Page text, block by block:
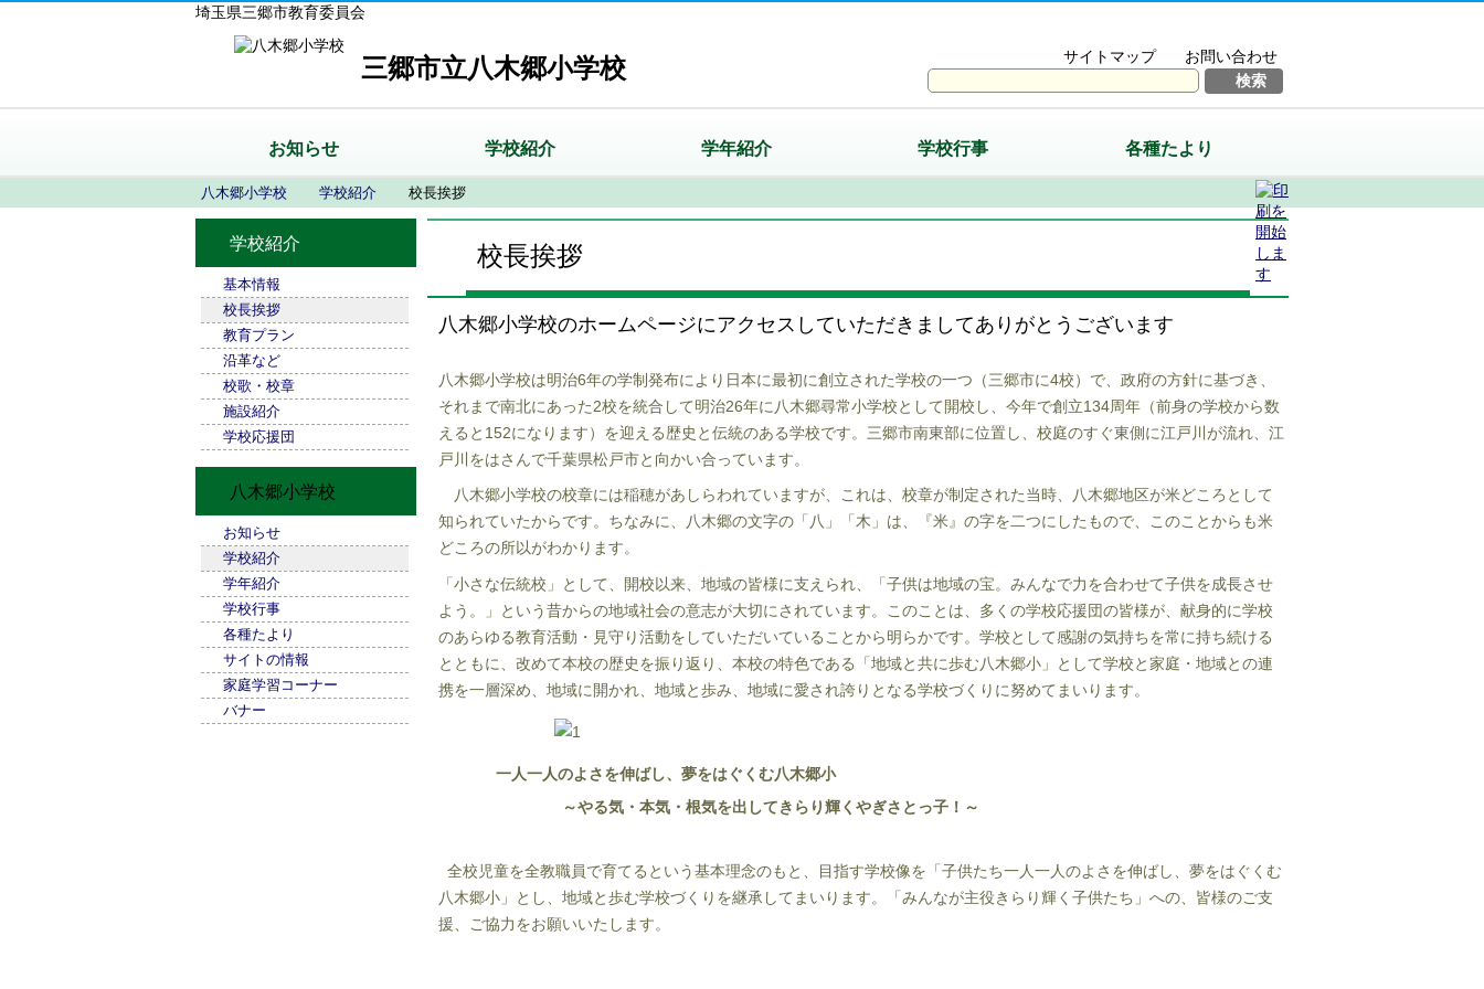
埼玉県三郷市教育委員会
三郷市立八木郷小学校 サイトマップ お問い合わせ
お知らせ 学校紹介 学年紹介 学校行事 各種たより
八木郷小学校 学校紹介 校長挨拶
学校紹介
基本情報
校長挨拶
教育プラン
沿革など
校歌・校章
施設紹介
学校応援団
八木郷小学校
お知らせ
学校紹介
学年紹介
学校行事
各種たより
サイトの情報
家庭学習コーナー
バナー
校長挨拶
八木郷小学校のホームページにアクセスしていただきましてありがとうございます
八木郷小学校は明治6年の学制発布により日本に最初に創立された学校の一つ（三郷市に4校）で、政府の方針に基づき、
それまで南北にあった2校を統合して明治26年に八木郷尋常小学校として開校し、今年で創立134周年（前身の学校から数
えると 152になります）を迎える歴史と伝統のある学校です。 三郷市南東部に位置し、校庭のすぐ東側に江戸川が流れ、江
戸川をはさんで千葉県松戸市と向かい合っています。
八木郷小学校の校章には稲穂があしらわれていますが、これは、校章が制定された当時、八木郷地区が米どころとして
知られていたからです。ちなみに、八木郷の文字の「八」「木」は、『米』の字を二つにしたもので、このことからも米
どころの所以がわかります。
「小さな伝統校」として、開校以来、地域の皆様に支えられ、「子供は地域の宝。みんなで力を合わせて子供を成長させ
よう。」という昔からの地域社会の意志が大切にされています。このことは、多くの学校応援団の皆様が、献身的に学校
のあらゆる教育活動・見守り活動をしていただいていることから明らかです。学校として感謝の気持ちを常に持ち続ける
とともに、改めて本校の歴史を振り返り、本校の特色である「地域と共に歩む八木郷小」として学校と家庭・地域との連
携を一層深め、 地域に開かれ、地域と歩み、地域に愛され誇りとなる学校づくりに努めてまいります。
一人一人のよさを伸ばし、夢をはぐくむ八木郷小
～やる気・本気・根気を出してきらり輝くやぎさとっ子！～
全校児童を全教職員で育てるという基本理念のもと、目指す学校像を「子供たち一人一人のよさを伸ばし、夢をはぐくむ
八木郷小」とし、地域と歩む学校づくりを継承してまいります。「みんなが主役きらり輝く子供たち」への、皆様のご支
援、ご協力をお願いいたします。